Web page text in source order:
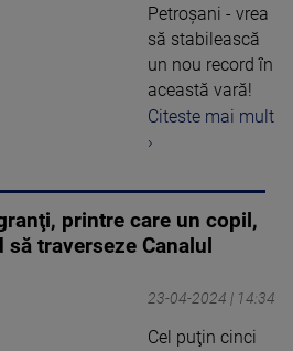
Petroșani - vrea
să stabilească
un nou record în
această vară!
Citeste mai mult
›
printre care un copil,
traverseze Canalul
23-04-2024 | 14:34
Cel puţin cinci